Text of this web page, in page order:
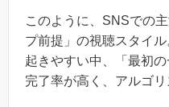
このように、SNSでの
プ前提」の視聴スタイ
起きやすい中、「最初
完了率が高く、アルゴ